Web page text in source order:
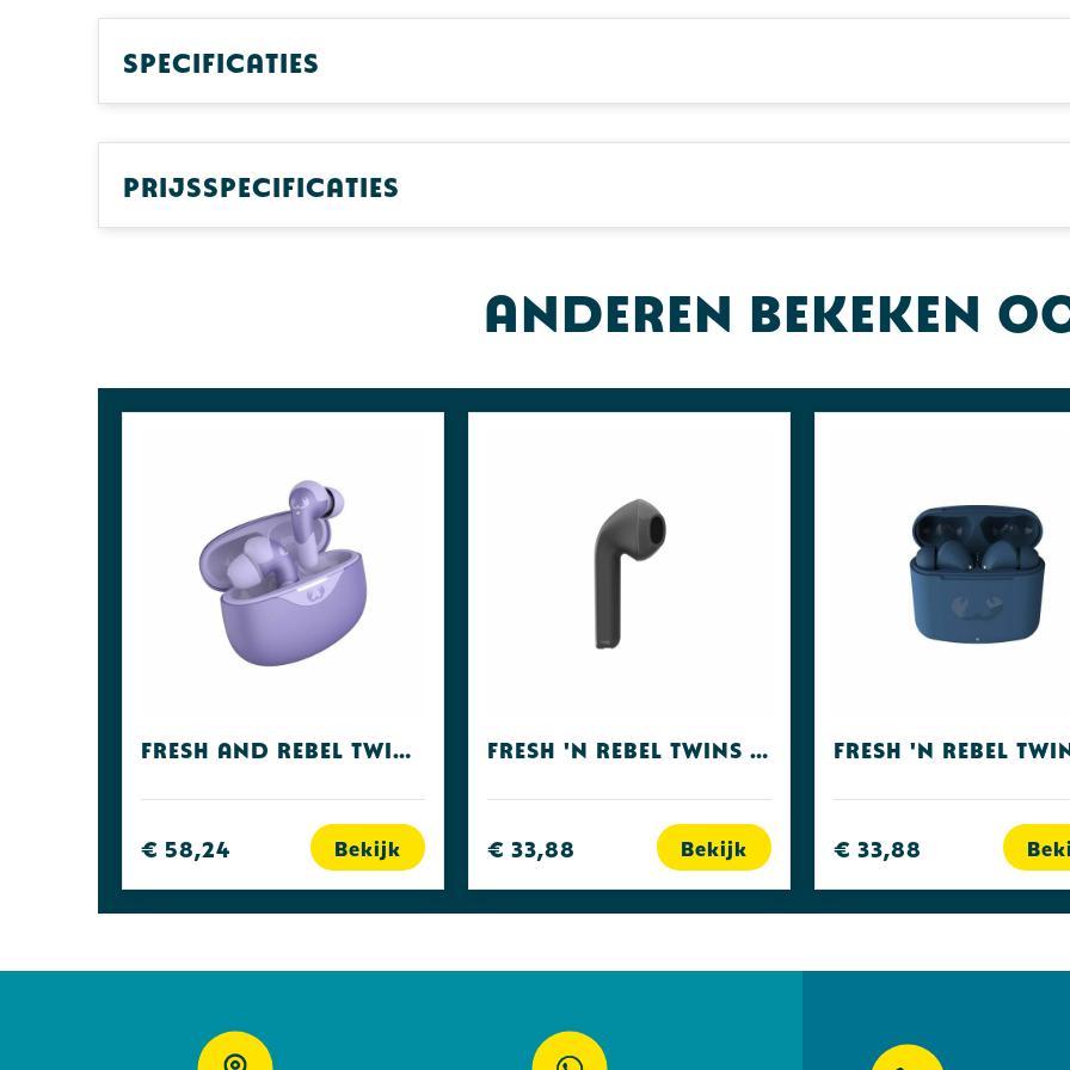
Specificaties
Prijsspecificaties
Anderen bekeken
Fresh and Rebel Twins ACE
€ 58,24 Bekijk
Fresh 'n Rebel Twins Core Storm Grey
€ 33,88 Bekijk € 33,88